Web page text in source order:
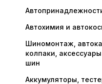
Автохимия и
Шиномонтаж,
колпаки,
шин
Аккумуляторы,